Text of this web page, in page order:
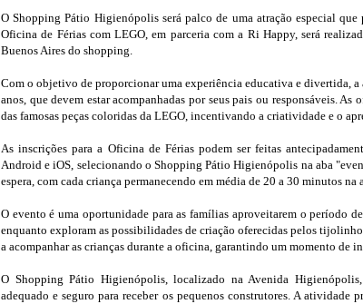
O Shopping Pátio Higienópolis será palco de uma atração especial que
Oficina de Férias com LEGO, em parceria com a Ri Happy, será
Buenos Aires do shopping.
Com o objetivo de proporcionar uma experiência educativa e divertida,
anos, que devem estar acompanhadas por seus pais ou responsáveis.
das famosas peças coloridas da LEGO, incentivando a criatividade e o
As inscrições para a Oficina de Férias podem ser feitas
Android e iOS, selecionando o Shopping Pátio Higienópolis na aba
espera, com cada criança permanecendo em média de 20 a 30 minutos na
O evento é uma oportunidade para as famílias aproveitarem o período
enquanto exploram as possibilidades de criação oferecidas pelos
a acompanhar as crianças durante a oficina, garantindo um momento de
O Shopping Pátio Higienópolis, localizado na Avenida
adequado e seguro para receber os pequenos construtores. A atividade